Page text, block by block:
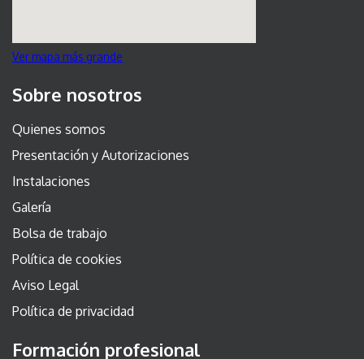
Ver mapa más grande
Sobre nosotros
Quienes somos
Presentación y Autorizaciones
Instalaciones
Galería
Bolsa de trabajo
Política de cookies
Aviso Legal
Política de privacidad
Formación profesional